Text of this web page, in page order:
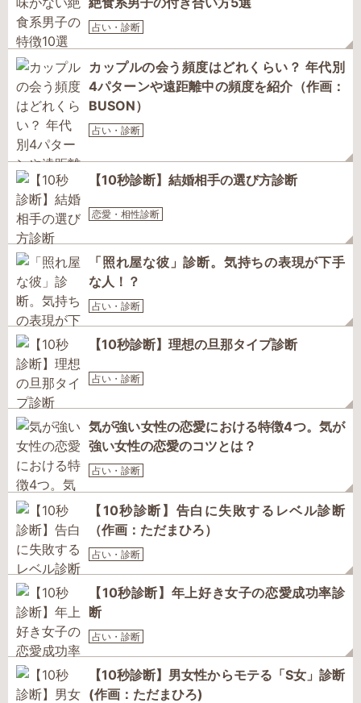
占い・診断
カップルの会う頻度はどれくらい？ 年代別
4パターンや遠距離中の頻度を紹介（作画：
BUSON）
占い・診断
【10秒診断】結婚相手の選び方診断
恋愛・相性診断
「照れ屋な彼」診断。気持ちの表現が下手
な人！？
占い・診断
【10秒診断】理想の旦那タイプ診断
占い・診断
気が強い女性の恋愛における特徴4つ。気が
強い女性の恋愛のコツとは？
占い・診断
【10秒診断】告白に失敗するレベル診断
（作画：ただまひろ）
占い・診断
【10秒診断】年上好き女子の恋愛成功率診
断
占い・診断
【10秒診断】男女性からモテる「S女」診断
(作画：ただまひろ)